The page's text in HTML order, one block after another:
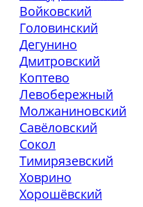
Войковский
Головинский
Дегунино
Дмитровский
Коптево
Левобережный
Молжаниновский
Савёловский
Сокол
Тимирязевский
Ховрино
Хорошёвский